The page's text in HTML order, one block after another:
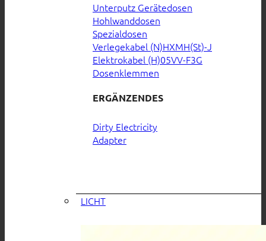
Unterputz Gerätedosen
Hohlwanddosen
Spezialdosen
Verlegekabel (N)HXMH(St)-J
Elektrokabel (H)05VV-F3G
Dosenklemmen
ERGÄNZENDES
Dirty Electricity
Adapter
LICHT